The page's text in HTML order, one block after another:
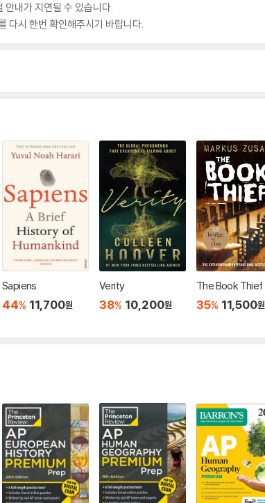
내가 지연될 수 있습니다.
다시 한번 확인해주시기 바랍니다.
Sapiens
44% 11,700원
Verity
38% 10,200원
The Book Thief
35% 11,500원